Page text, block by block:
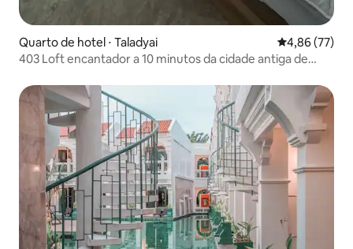
Quarto de hotel ⋅ Taladyai 4,86 de uma
4,86 (77)
403 Loft encantador a 10 minutos da cidade antiga de